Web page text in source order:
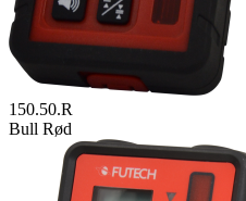
150.50.R
Bull Rød